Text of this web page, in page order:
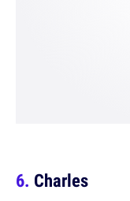
Charles